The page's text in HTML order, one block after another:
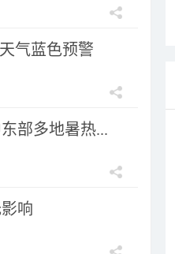
气蓝色预警
部多地暑热...
响